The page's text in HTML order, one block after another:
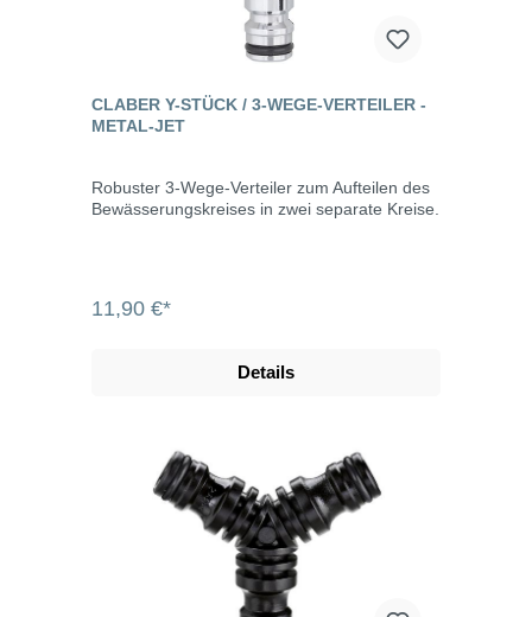
CLABER Y-STÜCK / 3-WEGE-VERTEILER -
METAL-JET
Robuster 3-Wege-Verteiler zum Aufteilen des
Bewässerungskreises in zwei separate Kreise.
11,90 €*
Details